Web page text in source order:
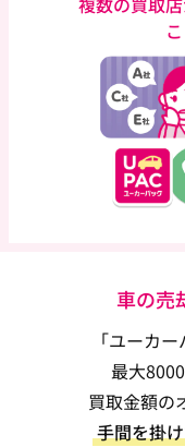
車の売
「ユーカ
最大
買取金額の
手間を掛